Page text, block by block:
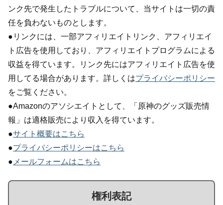
ンク先で発生したトラブルについて、当サイトは一切の責
任を負わないものとします。
●リンクには、一部アフィリエイトリンク、アフィリエイ
ト広告を使用しており、アフィリエイトプログラムによる
収益を得ています。リンク先にはアフィリエイト広告を使
用してる場合があります。詳しくはプライバシーポリシー
をご覧ください。
●Amazonのアソシエイトとして、「原神のグッズ販売情
報」は適格販売により収入を得ています。
●サイト概要はこちら
●プライバシーポリシーはこちら
● メールフォームはこちら
権利表記